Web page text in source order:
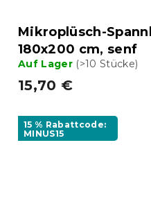
Mikroplüsch-
180x200 cm, senf
Auf Lager (>10 Stücke)
15,70 €
15 % Rabattcode:
MINUS15